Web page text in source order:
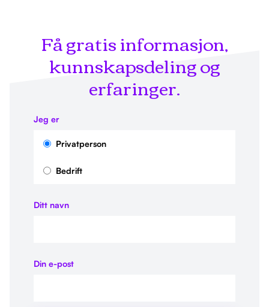
Få gratis informasjon,
kunnskapsdeling og
erfaringer.
Jeg er
Privatperson
Bedrift
Ditt navn
Din e-post